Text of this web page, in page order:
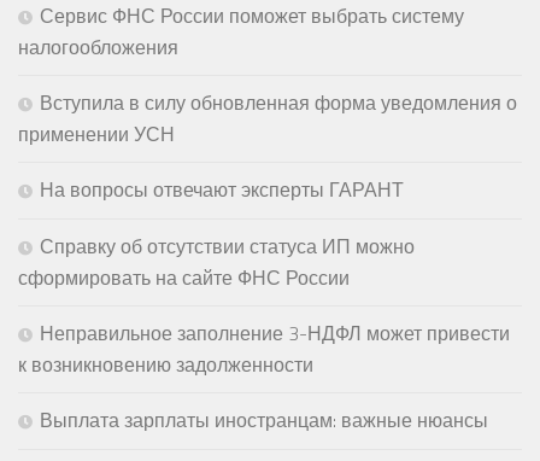
Сервис ФНС России поможет выбрать систему
налогообложения
Вступила в силу обновленная форма уведомления о
применении УСН
На вопросы отвечают эксперты ГАРАНТ
Справку об отсутствии статуса ИП можно
сформировать на сайте ФНС России
Неправильное заполнение 3-НДФЛ может привести
к возникновению задолженности
Выплата зарплаты иностранцам: важные нюансы